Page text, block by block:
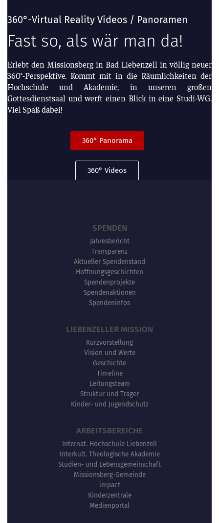
360°-Virtual Reality Videos / Panoramen
Fast so, als wär man da!
Erlebt den Missionsberg in Bad Liebenzell in völlig neuer
360°-Perspektive. Kommt mit in die Räumlichkeiten der
Hochschule und Akademie, in unseren großen
Gottesdienstsaal und werft einen Blick in eine Studi-WG.
Viel Spaß dabei!
360° Panorama
360° Videos
SPENDEN
Jahresbericht
Transparenz
Aktueller Spendenstand
Hoffnungsgeschichten
Spendenprojekte
Spendenaktionen
Spendeninfos
LIEBENZELLER MISSION
Kurzvorstellung
Vision und Werte
Geschichte
Timeline
Leitungsteam
Struktur und Träger
Kinder- und Jugendschutz
ARBEITSBEREICHE
Internat. Hochschule Liebenzell
Interkult. Theologische Akademie
Studien- und Lebensgemeinschaft
Missionsberg-Gemeinde
impact
Kinderzentrale
Medienportal